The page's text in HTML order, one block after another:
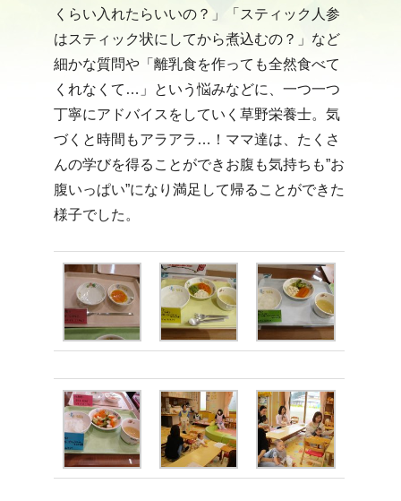
くらい入れたらいいの？」「スティック人参
はスティック状にしてから煮込むの？」など
細かな質問や「離乳食を作っても全然食べて
くれなくて…」という悩みなどに、一つ一つ
丁寧にアドバイスをしていく草野栄養士。気
づくと時間もアラアラ…！ママ達は、たくさ
んの学びを得ることができお腹も気持ちも”お
腹いっぱい”になり満足して帰ることができた
様子でした。